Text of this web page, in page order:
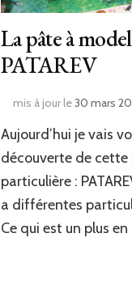
La pâte à
PATAREV
mis à jour le30 mars
Aujourd’hui je vais
découverte de
particulière :
a différentes
Ce qui est un plus en